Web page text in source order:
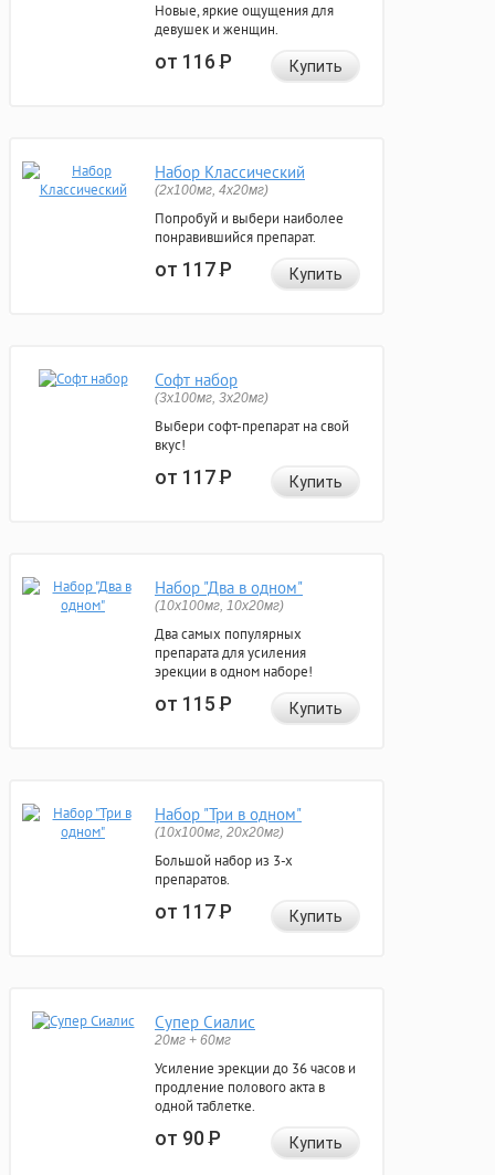
Новые, яркие ощущения для
девушек и женщин.
от 116Р Купить
Набор Классический
(2x100мг, 4x20мг)
Попробуй и выбери наиболее
понравившийся препарат.
от 117Р Купить
Софт набор
(3x100мг, 3x20мг)
Выбери софт-препарат на свой
вкус!
от 117Р Купить
Набор "Два в одном"
(10x100мг, 10x20мг)
Два самых популярных
препарата для усиления
эрекции в одном наборе!
от 115Р Купить
Набор "Три в одном"
(10x100мг, 20x20мг)
Большой набор из 3-х
препаратов.
от 117Р Купить
Супер Сиалис
20мг + 60мг
Усиление эрекции до 36 часов и
продление полового акта в
одной таблетке.
от 90Р Купить